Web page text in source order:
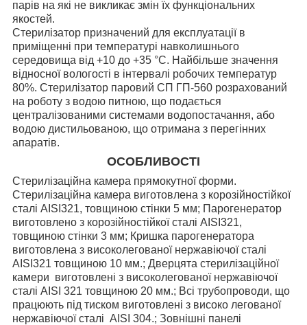
парів на які не викликає змін їх функціональних
якостей.
Стерилізатор призначений для експлуатації в
приміщенні при температурі навколишнього
середовища від +10 до +35 °С. Найбільше значення
відносної вологості в інтервалі робочих температур
80%. Стерилізатор паровий СП ГП-560 розрахований
на роботу з водою питною, що подається
централізованими системами водопостачання, або
водою дистильованою, що отримана з перегінних
апаратів.
ОСОБЛИВОСТІ
Стерилізаційна камера прямокутної форми.
Стерилізаційна камера виготовлена з корозійностійкої
сталі AISI321, товщиною стінки 5 мм; Парогенератор
виготовлено з корозійностійкої сталі AISI321,
товщиною стінки 3 мм; Кришка парогенератора
виготовлена з високолегованої нержавіючої сталі
AISI321 товщиною 10 мм.; Дверцята стерилізаційної
камери виготовлені з високолегованої нержавіючої
сталі AISI 321 товщиною 20 мм.; Всі трубопроводи, що
працюють під тиском виготовлені з високо легованої
нержавіючої сталі AISI 304.; Зовнішні панелі